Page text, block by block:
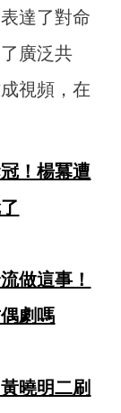
達了對命
廣泛共
視頻，在
！楊冪遭
做這事！
劇嗎
曉明二刷